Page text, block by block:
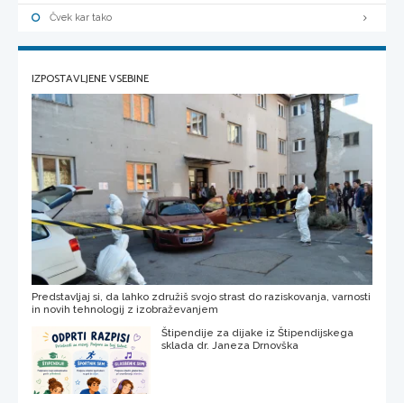
Čvek kar tako
IZPOSTAVLJENE VSEBINE
Predstavljaj si, da lahko združiš svojo strast do raziskovanja, varnosti
in novih tehnologij z izobraževanjem
Štipendije za dijake iz Štipendijskega
sklada dr. Janeza Drnovška